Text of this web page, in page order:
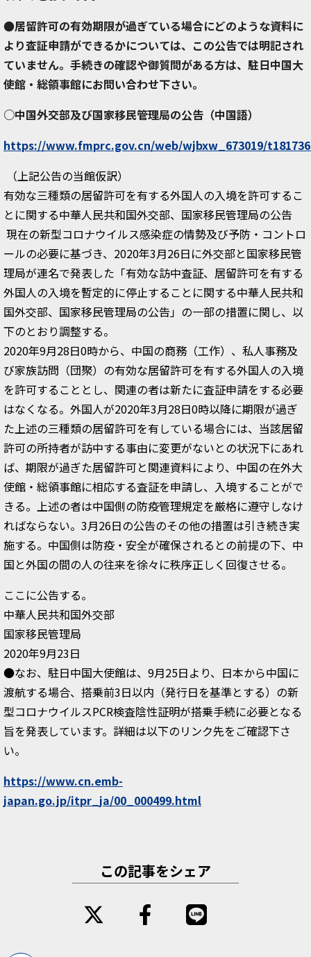
●居留許可の有効期限が過ぎている場合にどのような資料に
より査証申請ができるかについては、この公告では明記され
ていません。手続きの確認や御質問がある方は、駐日中国大
使館・総領事館にお問い合わせ下さい。
○中国外交部及び国家移民管理局の公告（中国語）
https://www.fmprc.gov.cn/web/wjbxw_673019/
（上記公告の当館仮訳）
有効な三種類の居留許可を有する外国人の入境を許可するこ
とに関する中華人民共和国外交部、国家移民管理局の公告
現在の新型コロナウイルス感染症の情勢及び予防・コントロ
ールの必要に基づき、2020年3月26日に外交部と国家移民管
理局が連名で発表した「有効な訪中査証、居留許可を有する
外国人の入境を暫定的に停止することに関する中華人民共和
国外交部、国家移民管理局の公告」の一部の措置に関し、以
下のとおり調整する。
2020年9月28日0時から、中国の商務（工作）、私人事務及
び家族訪問（団聚）の有効な居留許可を有する外国人の入境
を許可することとし、関連の者は新たに査証申請をする必要
はなくなる。外国人が2020年3月28日0時以降に期限が過ぎ
た上述の三種類の居留許可を有している場合には、当該居留
許可の所持者が訪中する事由に変更がないとの状況下にあれ
ば、期限が過ぎた居留許可と関連資料により、中国の在外大
使館・総領事館に相応する査証を申請し、入境することがで
きる。上述の者は中国側の防疫管理規定を厳格に遵守しなけ
ればならない。3月26日の公告のその他の措置は引き続き実
施する。中国側は防疫・安全が確保されるとの前提の下、中
国と外国の間の人の往来を徐々に秩序正しく回復させる。
ここに公告する。
中華人民共和国外交部
国家移民管理局
2020年9月23日
●なお、駐日中国大使館は、9月25日より、日本から中国に
渡航する場合、搭乗前3日以内（発行日を基準とする）の新
型コロナウイルスPCR検査陰性証明が搭乗手続に必要となる
旨を発表しています。詳細は以下のリンク先をご確認下さ
い。
https://www.cn.emb-
japan.go.jp/itpr_ja/00_000499.html
この記事をシェア